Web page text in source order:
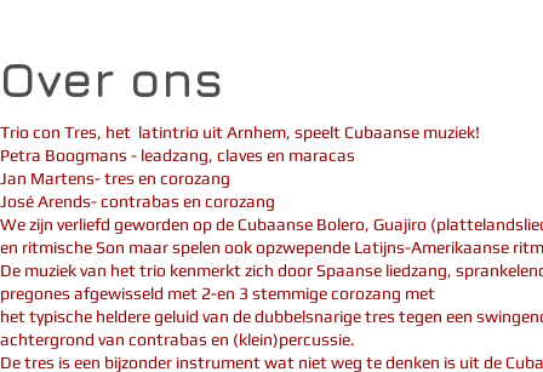
Over ons
Trio con Tres, het latintrio uit Arnhem, speelt Cubaanse muziek!
Petra Boogmans - leadzang, claves en maracas
Jan Martens- tres en corozang
José Arends- contrabas en corozang
We zijn verliefd geworden op de Cubaanse Bolero, Guajiro
en ritmische Son maar spelen ook opzwepende Latijns-Amerikaanse
De muziek van het trio kenmerkt zich door Spaanse liedzang,
pregones afgewisseld met 2-en 3 stemmige corozang met
het typische heldere geluid van de dubbelsnarige tres tegen een
achtergrond van contrabas en (klein)percussie.
De tres is een bijzonder instrument wat niet weg te denken is uit de